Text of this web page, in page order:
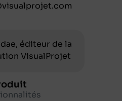
éditeur de la
VisualProjet